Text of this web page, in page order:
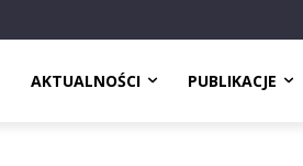
AKTUALNOŚCI PUBLIKACJE